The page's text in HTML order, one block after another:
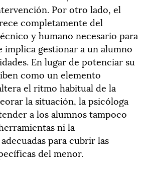
Por otro lado, el
completamente del
y humano necesario para
implica gestionar a un alumno
En lugar de potenciar su
como un elemento
el ritmo habitual de la
la situación, la psicóloga
a los alumnos tampoco
ni la
para cubrir las
del menor.